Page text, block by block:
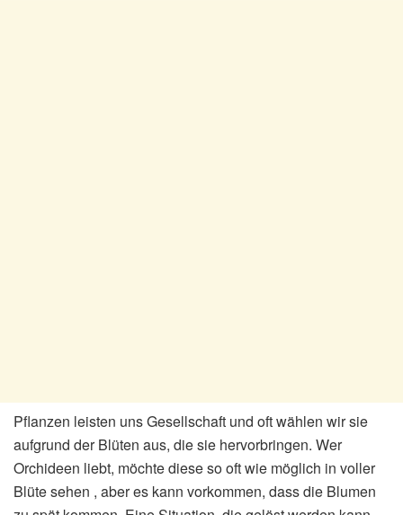
Pflanzen leisten uns Gesellschaft und oft wählen wir sie
aufgrund der Blüten aus, die sie hervorbringen. Wer
Orchideen liebt, möchte diese so oft wie möglich in voller
Blüte sehen , aber es kann vorkommen, dass die Blumen